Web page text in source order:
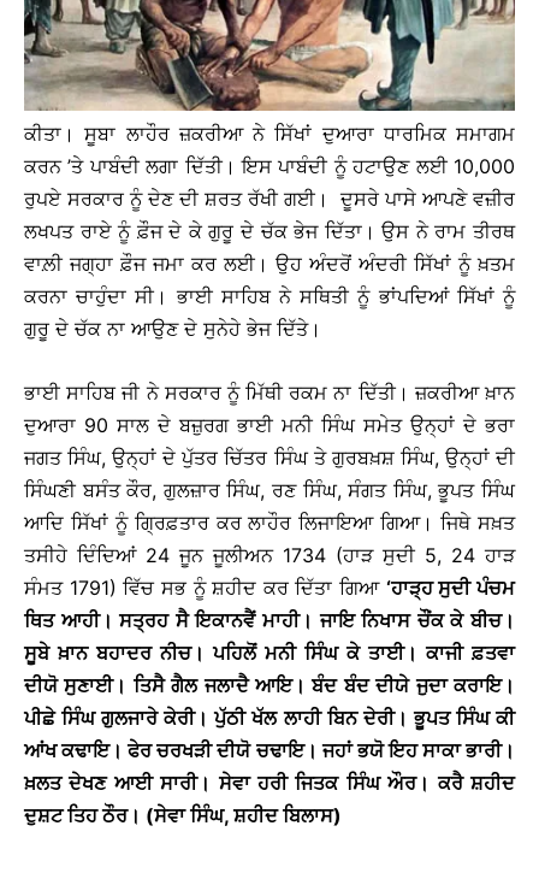
ਕੀਤਾ। ਸੂਬਾ ਲਾਹੌਰ ਜ਼ਕਰੀਆ ਨੇ ਸਿੱਖਾਂ ਦੁਆਰਾ ਧਾਰਮਿਕ ਸਮਾਗਮ
ਕਰਨ ’ਤੇ ਪਾਬੰਦੀ ਲਗਾ ਦਿੱਤੀ। ਇਸ ਪਾਬੰਦੀ ਨੂੰ ਹਟਾਉਣ ਲਈ 10,000
ਰੁਪਏ ਸਰਕਾਰ ਨੂੰ ਦੇਣ ਦੀ ਸ਼ਰਤ ਰੱਖੀ ਗਈ। ਦੂਸਰੇ ਪਾਸੇ ਆਪਣੇ ਵਜ਼ੀਰ
ਲਖਪਤ ਰਾਏ ਨੂੰ ਫ਼ੌਜ ਦੇ ਕੇ ਗੁਰੂ ਦੇ ਚੱਕ ਭੇਜ ਦਿੱਤਾ। ਉਸ ਨੇ ਰਾਮ ਤੀਰਥ
ਵਾਲ਼ੀ ਜਗ੍ਹਾ ਫ਼ੌਜ ਜਮਾ ਕਰ ਲਈ। ਉਹ ਅੰਦਰੋਂ ਅੰਦਰੀ ਸਿੱਖਾਂ ਨੂੰ ਖ਼ਤਮ
ਕਰਨਾ ਚਾਹੁੰਦਾ ਸੀ। ਭਾਈ ਸਾਹਿਬ ਨੇ ਸਥਿਤੀ ਨੂੰ ਭਾਂਪਦਿਆਂ ਸਿੱਖਾਂ ਨੂੰ
ਗੁਰੂ ਦੇ ਚੱਕ ਨਾ ਆਉਣ ਦੇ ਸੁਨੇਹੇ ਭੇਜ ਦਿੱਤੇ।
ਭਾਈ ਸਾਹਿਬ ਜੀ ਨੇ ਸਰਕਾਰ ਨੂੰ ਮਿੱਥੀ ਰਕਮ ਨਾ ਦਿੱਤੀ। ਜ਼ਕਰੀਆ ਖ਼ਾਨ
ਦੁਆਰਾ 90 ਸਾਲ ਦੇ ਬਜ਼ੁਰਗ ਭਾਈ ਮਨੀ ਸਿੰਘ ਸਮੇਤ ਉਨ੍ਹਾਂ ਦੇ ਭਰਾ
ਜਗਤ ਸਿੰਘ, ਉਨ੍ਹਾਂ ਦੇ ਪੁੱਤਰ ਚਿੱਤਰ ਸਿੰਘ ਤੇ ਗੁਰਬਖ਼ਸ਼ ਸਿੰਘ, ਉਨ੍ਹਾਂ ਦੀ
ਸਿੰਘਣੀ ਬਸੰਤ ਕੌਰ, ਗੁਲਜ਼ਾਰ ਸਿੰਘ, ਰਣ ਸਿੰਘ, ਸੰਗਤ ਸਿੰਘ, ਭੂਪਤ ਸਿੰਘ
ਆਦਿ ਸਿੱਖਾਂ ਨੂੰ ਗ੍ਰਿਫ਼ਤਾਰ ਕਰ ਲਾਹੌਰ ਲਿਜਾਇਆ ਗਿਆ। ਜਿਥੇ ਸਖ਼ਤ
ਤਸੀਹੇ ਦਿੰਦਿਆਂ 24 ਜੂਨ ਜੂਲੀਅਨ 1734 (ਹਾੜ ਸੁਦੀ 5, 24 ਹਾੜ
ਸੰਮਤ 1791) ਵਿੱਚ ਸਭ ਨੂੰ ਸ਼ਹੀਦ ਕਰ ਦਿੱਤਾ ਗਿਆ ‘ਹਾੜ੍ਹ ਸੁਦੀ ਪੰਚਮ
ਥਿਤ ਆਹੀ। ਸਤ੍ਰਹ ਸੈ ਇਕਾਨਵੈਂ ਮਾਹੀ। ਜਾਇ ਨਿਖਾਸ ਚੌਂਕ ਕੇ ਬੀਚ।
ਸੂਬੇ ਖ਼ਾਨ ਬਹਾਦਰ ਨੀਚ। ਪਹਿਲੋਂ ਮਨੀ ਸਿੰਘ ਕੇ ਤਾਈ। ਕਾਜੀ ਫ਼ਤਵਾ
ਦੀਯੋ ਸੁਣਾਈ। ਤਿਸੈ ਗੈਲ ਜਲਾਦੈ ਆਇ। ਬੰਦ ਬੰਦ ਦੀਯੇ ਜੁਦਾ ਕਰਾਇ।
ਪੀਛੇ ਸਿੰਘ ਗੁਲਜਾਰੇ ਕੇਰੀ। ਪੁੱਠੀ ਖੱਲ ਲਾਹੀ ਬਿਨ ਦੇਰੀ। ਭੂਪਤ ਸਿੰਘ ਕੀ
ਆਂਖ ਕਢਾਇ। ਫੇਰ ਚਰਖੜੀ ਦੀਯੋ ਚਢਾਇ। ਜਹਾਂ ਭਯੋ ਇਹ ਸਾਕਾ ਭਾਰੀ।
ਖ਼ਲਤ ਦੇਖਣ ਆਈ ਸਾਰੀ। ਸੇਵਾ ਹਰੀ ਜਿਤਕ ਸਿੰਘ ਔਰ। ਕਰੈ ਸ਼ਹੀਦ
ਦੁਸ਼ਟ ਤਿਹ ਠੌਰ। (ਸੇਵਾ ਸਿੰਘ, ਸ਼ਹੀਦ ਬਿਲਾਸ)